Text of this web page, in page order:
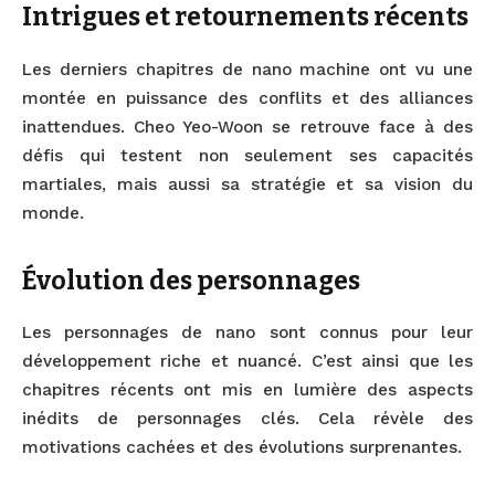
Intrigues et retournements récents
Les derniers chapitres de nano machine ont vu une
montée en puissance des conflits et des alliances
inattendues. Cheo Yeo-Woon se retrouve face à des
défis qui testent non seulement ses capacités
martiales, mais aussi sa stratégie et sa vision du
monde.
Évolution des personnages
Les personnages de nano sont connus pour leur
développement riche et nuancé. C’est ainsi que les
chapitres récents ont mis en lumière des aspects
inédits de personnages clés. Cela révèle des
motivations cachées et des évolutions surprenantes.